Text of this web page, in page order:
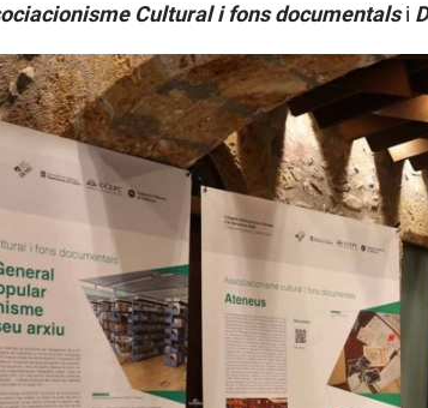
Cultural i fons documentals i